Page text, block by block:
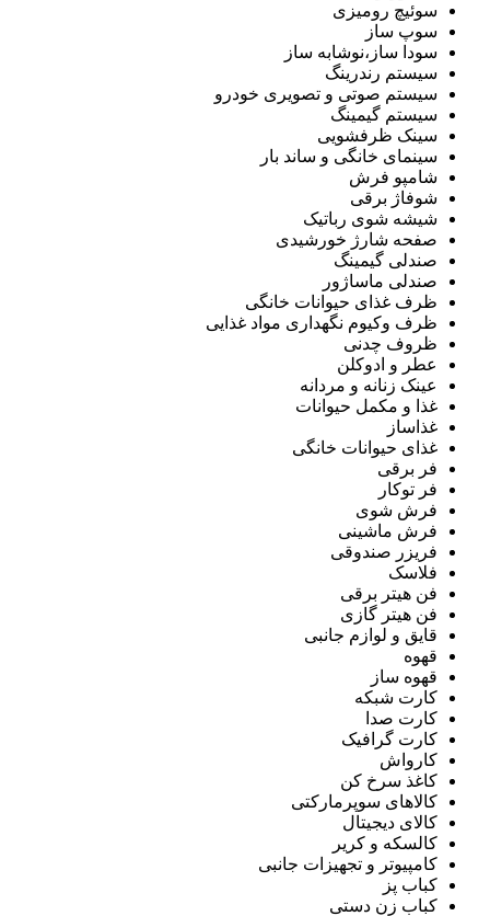
سوئیچ رومیزی
سوپ ساز
سودا ساز،نوشابه ساز
سیستم رندرینگ
سیستم صوتی و تصویری خودرو
سیستم گیمینگ
سینک ظرفشویی
سینمای خانگی و ساند بار
شامپو فرش
شوفاژ برقی
شیشه شوی رباتیک
صفحه شارژ خورشیدی
صندلی گیمینگ
صندلی ماساژور
ظرف غذای حیوانات خانگی
ظرف وکیوم نگهداری مواد غذایی
ظروف چدنی
عطر و ادوکلن
عینک زنانه و مردانه
غذا و مکمل حیوانات
غذاساز
غذای حیوانات خانگی
فر برقی
فر توکار
فرش شوی
فرش ماشینی
فریزر صندوقی
فلاسک
فن هیتر برقی
فن هیتر گازی
قایق و لوازم جانبی
قهوه
قهوه ساز
کارت شبکه
کارت صدا
کارت گرافیک
کارواش
کاغذ سرخ کن
کالاهای سوپرمارکتی
کالای دیجیتال
کالسکه و کریر
کامپیوتر و تجهیزات جانبی
کباب پز
کباب زن دستی